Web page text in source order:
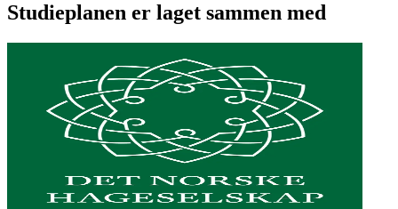
Studieplanen er laget sammen med